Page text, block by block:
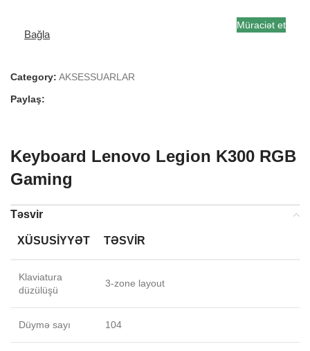
Bağla
Müraciət et
Category: AKSESSUARLAR
Paylaş:
Keyboard Lenovo Legion K300 RGB
Gaming
Təsvir
XÜSUSIYYƏT TƏSVIR
Klaviatura
düzülüşü
3-zone layout
Düymə sayı 104